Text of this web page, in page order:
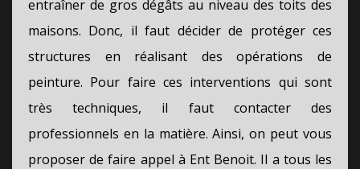
entraîner de gros dégâts au niveau des toits des
maisons. Donc, il faut décider de protéger ces
structures en réalisant des opérations de
peinture. Pour faire ces interventions qui sont
très techniques, il faut contacter des
professionnels en la matière. Ainsi, on peut vous
proposer de faire appel à Ent Benoit. Il a tous les